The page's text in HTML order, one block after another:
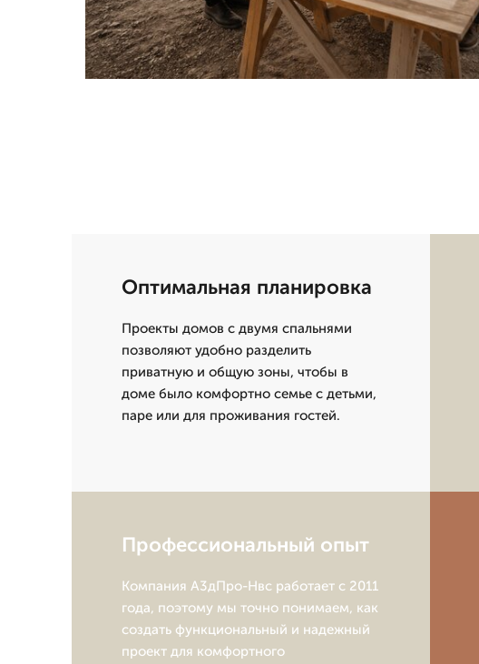
Оптимальная планировка
Проекты домов с двумя спальнями
позволяют удобно разделить
приватную и общую зоны, чтобы в
доме было комфортно семье с детьми,
паре или для проживания гостей.
Профессиональный опыт
Компания А3дПро-Нвс работает с 2011
года, поэтому мы точно понимаем, как
создать функциональный и надежный
проект для комфортного